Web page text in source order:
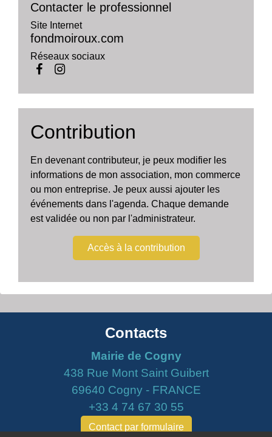
Contacter le professionnel
Site Internet
fondmoiroux.com
Réseaux sociaux
Contribution
En devenant contributeur, je peux modifier les
informations de mon association, mon commerce
ou mon entreprise. Je peux aussi ajouter les
événements dans l'agenda. Chaque demande
est validée ou non par l'administrateur.
Accès à la contribution
Contacts
Mairie de Cogny
438 Rue Mont Saint Guibert
69640 Cogny - FRANCE
+33 4 74 67 30 55
Contact par formulaire